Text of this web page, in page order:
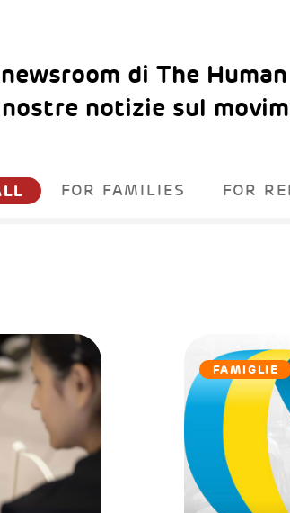
di The
notizie sul
FOR FAMILIES FOR
FAMIGLIE